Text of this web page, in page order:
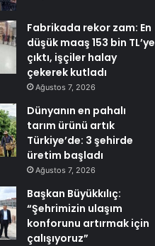
Fabrikada rekor zam: En
düşük maaş 153 bin TL’ye
çıktı, işçiler halay
çekerek kutladı
Ağustos 7, 2026
Dünyanın en pahalı
tarım ürünü artık
Türkiye’de: 3 şehirde
üretim başladı
Ağustos 7, 2026
Başkan Büyükkılıç:
“Şehrimizin ulaşım
konforunu artırmak için
çalışıyoruz”